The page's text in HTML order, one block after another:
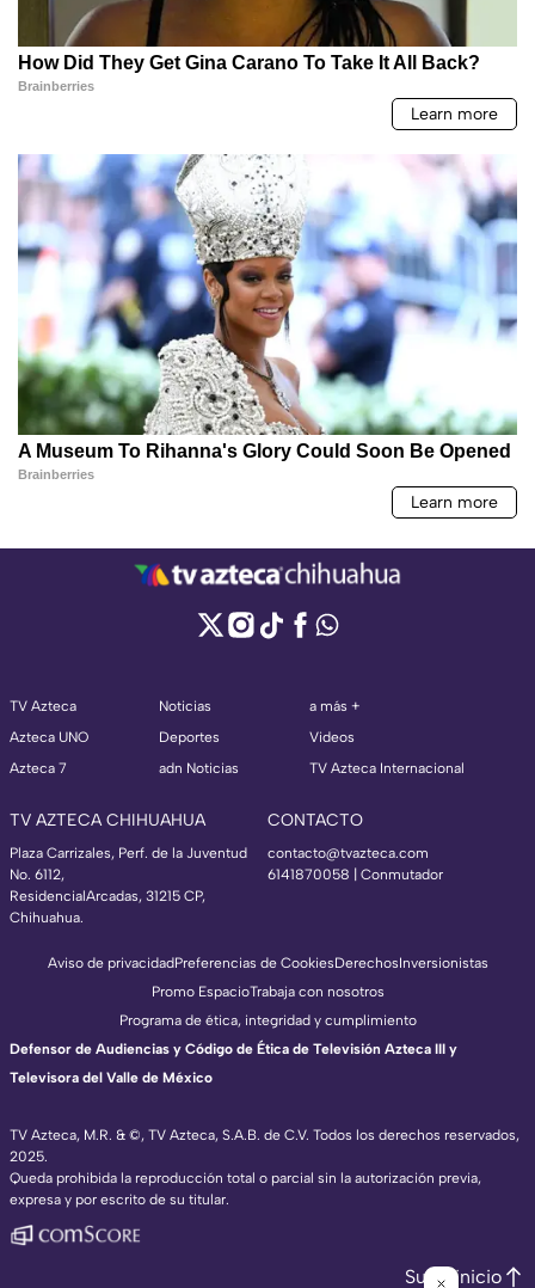
TV Azteca
Azteca UNO
Azteca 7
Noticias
Deportes
adn Noticias
a más +
Videos
TV Azteca Internacional
TV AZTECA CHIHUAHUA
Plaza Carrizales, Perf. de la Juventud
No. 6112,
ResidencialArcadas, 31215 CP,
Chihuahua.
CONTACTO
contacto@tvazteca.com
6141870058 | Conmutador
TV Azteca, M.R. & ©, TV Azteca, S.A.B. de C.V. Todos los derechos reservados,
2025.
Queda prohibida la reproducción total o parcial sin la autorización previa,
expresa y por escrito de su titular.
Aviso de privacidadPreferencias de CookiesDerechosInversionistas
Promo EspacioTrabaja con nosotros
Programa de ética, integridad y cumplimiento
Defensor de Audiencias y Código de Ética de Televisión Azteca III y
Televisora del Valle de México
Subir inicio